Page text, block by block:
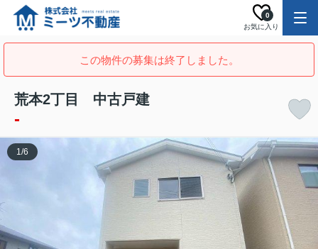
お気に入り
0
この物件の募集は終了しました。
荒本2丁目 中古戸建
-
1/6